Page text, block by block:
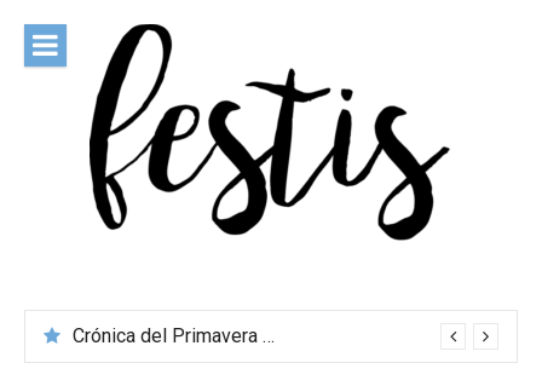
contenido
Crónica del Primavera Sound Porto 2026